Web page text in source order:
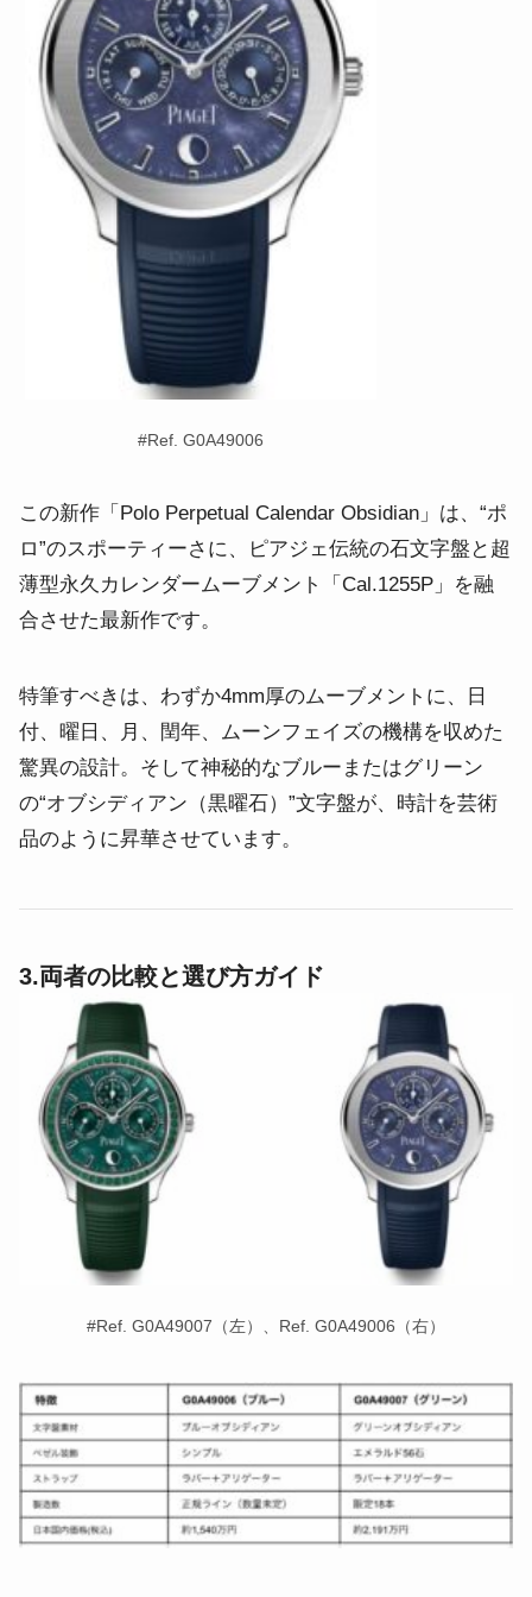
#Ref. G0A49006
この新作「Polo Perpetual Calendar Obsidian」は、“ポ
ロ”のスポーティーさに、ピアジェ伝統の石文字盤と超
薄型永久カレンダームーブメント「Cal.1255P」を融
合させた最新作です。
特筆すべきは、わずか4mm厚のムーブメントに、日
付、曜日、月、閏年、ムーンフェイズの機構を収めた
驚異の設計。そして神秘的なブルーまたはグリーン
の“オブシディアン（黒曜石）”文字盤が、時計を芸術
品のように昇華させています。
3.両者の比較と選び方ガイド
#Ref. G0A49007（左）、Ref. G0A49006（右）